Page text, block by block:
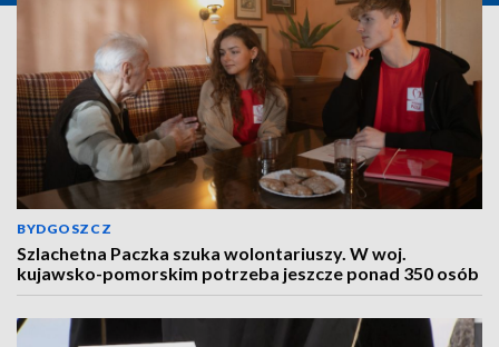
BYDGOSZCZ
Szlachetna Paczka szuka wolontariuszy. W woj.
kujawsko-pomorskim potrzeba jeszcze ponad 350 osób